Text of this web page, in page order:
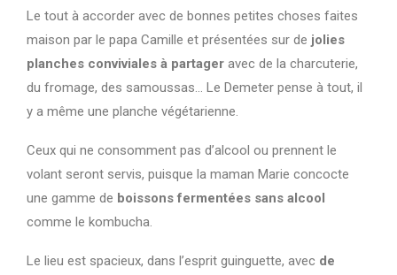
Le tout à accorder avec de bonnes petites choses faites
maison par le papa Camille et présentées sur de jolies
planches conviviales à partager avec de la charcuterie,
du fromage, des samoussas… Le Demeter pense à tout, il
y a même une planche végétarienne.
Ceux qui ne consomment pas d’alcool ou prennent le
volant seront servis, puisque la maman Marie concocte
une gamme de boissons fermentées sans alcool
comme le kombucha.
Le lieu est spacieux, dans l’esprit guinguette, avec de